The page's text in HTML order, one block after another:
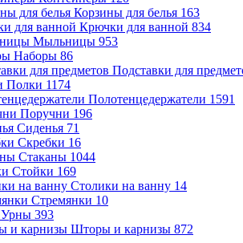
Корзины для белья 163
Крючки для ванной 834
Мыльницы 953
Наборы 86
Подставки для
Полки 1174
Полотенцедержатели 1591
Поручни 196
Сиденья 71
Скребки 16
Стаканы 1044
Стойки 169
Столики на ванну 14
Стремянки 10
Урны 393
Шторы и карнизы 872